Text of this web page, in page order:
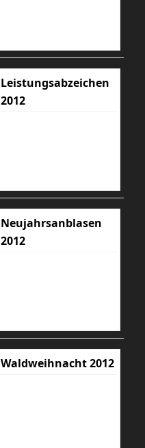
Leistungsabzeichen
2012
Neujahrsanblasen
2012
Waldweihnacht 2012